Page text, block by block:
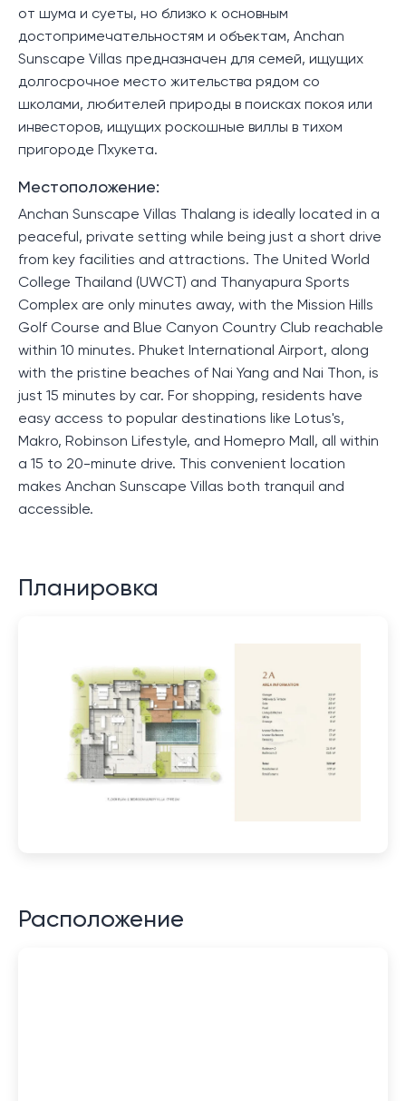
от шума и суеты, но близко к основным
достопримечательностям и объектам, Anchan
Sunscape Villas предназначен для семей, ищущих
долгосрочное место жительства рядом со
школами, любителей природы в поисках покоя или
инвесторов, ищущих роскошные виллы в тихом
пригороде Пхукета.
Местоположение:
Anchan Sunscape Villas Thalang is ideally located in a
peaceful, private setting while being just a short drive
from key facilities and attractions. The United World
College Thailand (UWCT) and Thanyapura Sports
Complex are only minutes away, with the Mission Hills
Golf Course and Blue Canyon Country Club reachable
within 10 minutes. Phuket International Airport, along
with the pristine beaches of Nai Yang and Nai Thon, is
just 15 minutes by car. For shopping, residents have
easy access to popular destinations like Lotus's,
Makro, Robinson Lifestyle, and Homepro Mall, all within
a 15 to 20-minute drive. This convenient location
makes Anchan Sunscape Villas both tranquil and
accessible.
Планировка
Расположение